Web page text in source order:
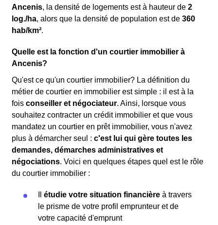
Ancenis, la densité de logements est à hauteur de 2
log./ha, alors que la densité de population est de 360
hab/km².
Quelle est la fonction d'un courtier immobilier à
Ancenis?
Qu'est ce qu'un courtier immobilier? La définition du
métier de courtier en immobilier est simple : il est à la
fois conseiller et négociateur. Ainsi, lorsque vous
souhaitez contracter un crédit immobilier et que vous
mandatez un courtier en prêt immobilier, vous n'avez
plus à démarcher seul : c'est lui qui gère toutes les
demandes, démarches administratives et
négociations. Voici en quelques étapes quel est le rôle
du courtier immobilier :
étudie votre situation financière à travers
le prisme de votre profil emprunteur et de
votre capacité d'emprunt